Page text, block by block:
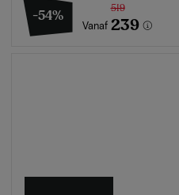
-54%
Vanaf
519
239